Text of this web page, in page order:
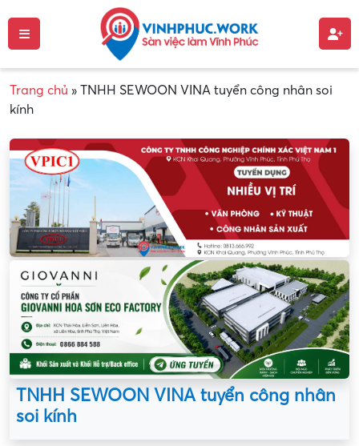
Trang chủ » TNHH SEWOON VINA tuyển công nhân soi
kính
TNHH SEWOON VINA tuyển công nhân
soi kính